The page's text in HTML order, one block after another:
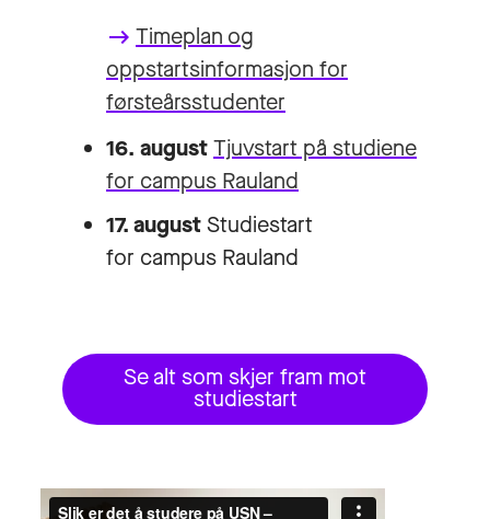
keyboard_backspace Timeplan og
oppstartsinformasjon for
førsteårsstudenter
16. augustTjuvstart på studiene
for campus Rauland
17. augustStudiestart
for campus Rauland
Se alt som skjer fram mot
studiestart